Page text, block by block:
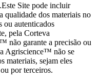
Site pode incluir
qualidade dos materiais no
ou autenticados
pela Corteva
garante a precisão ou
Agriscience™ não se
materiais, sejam eles
por terceiros.